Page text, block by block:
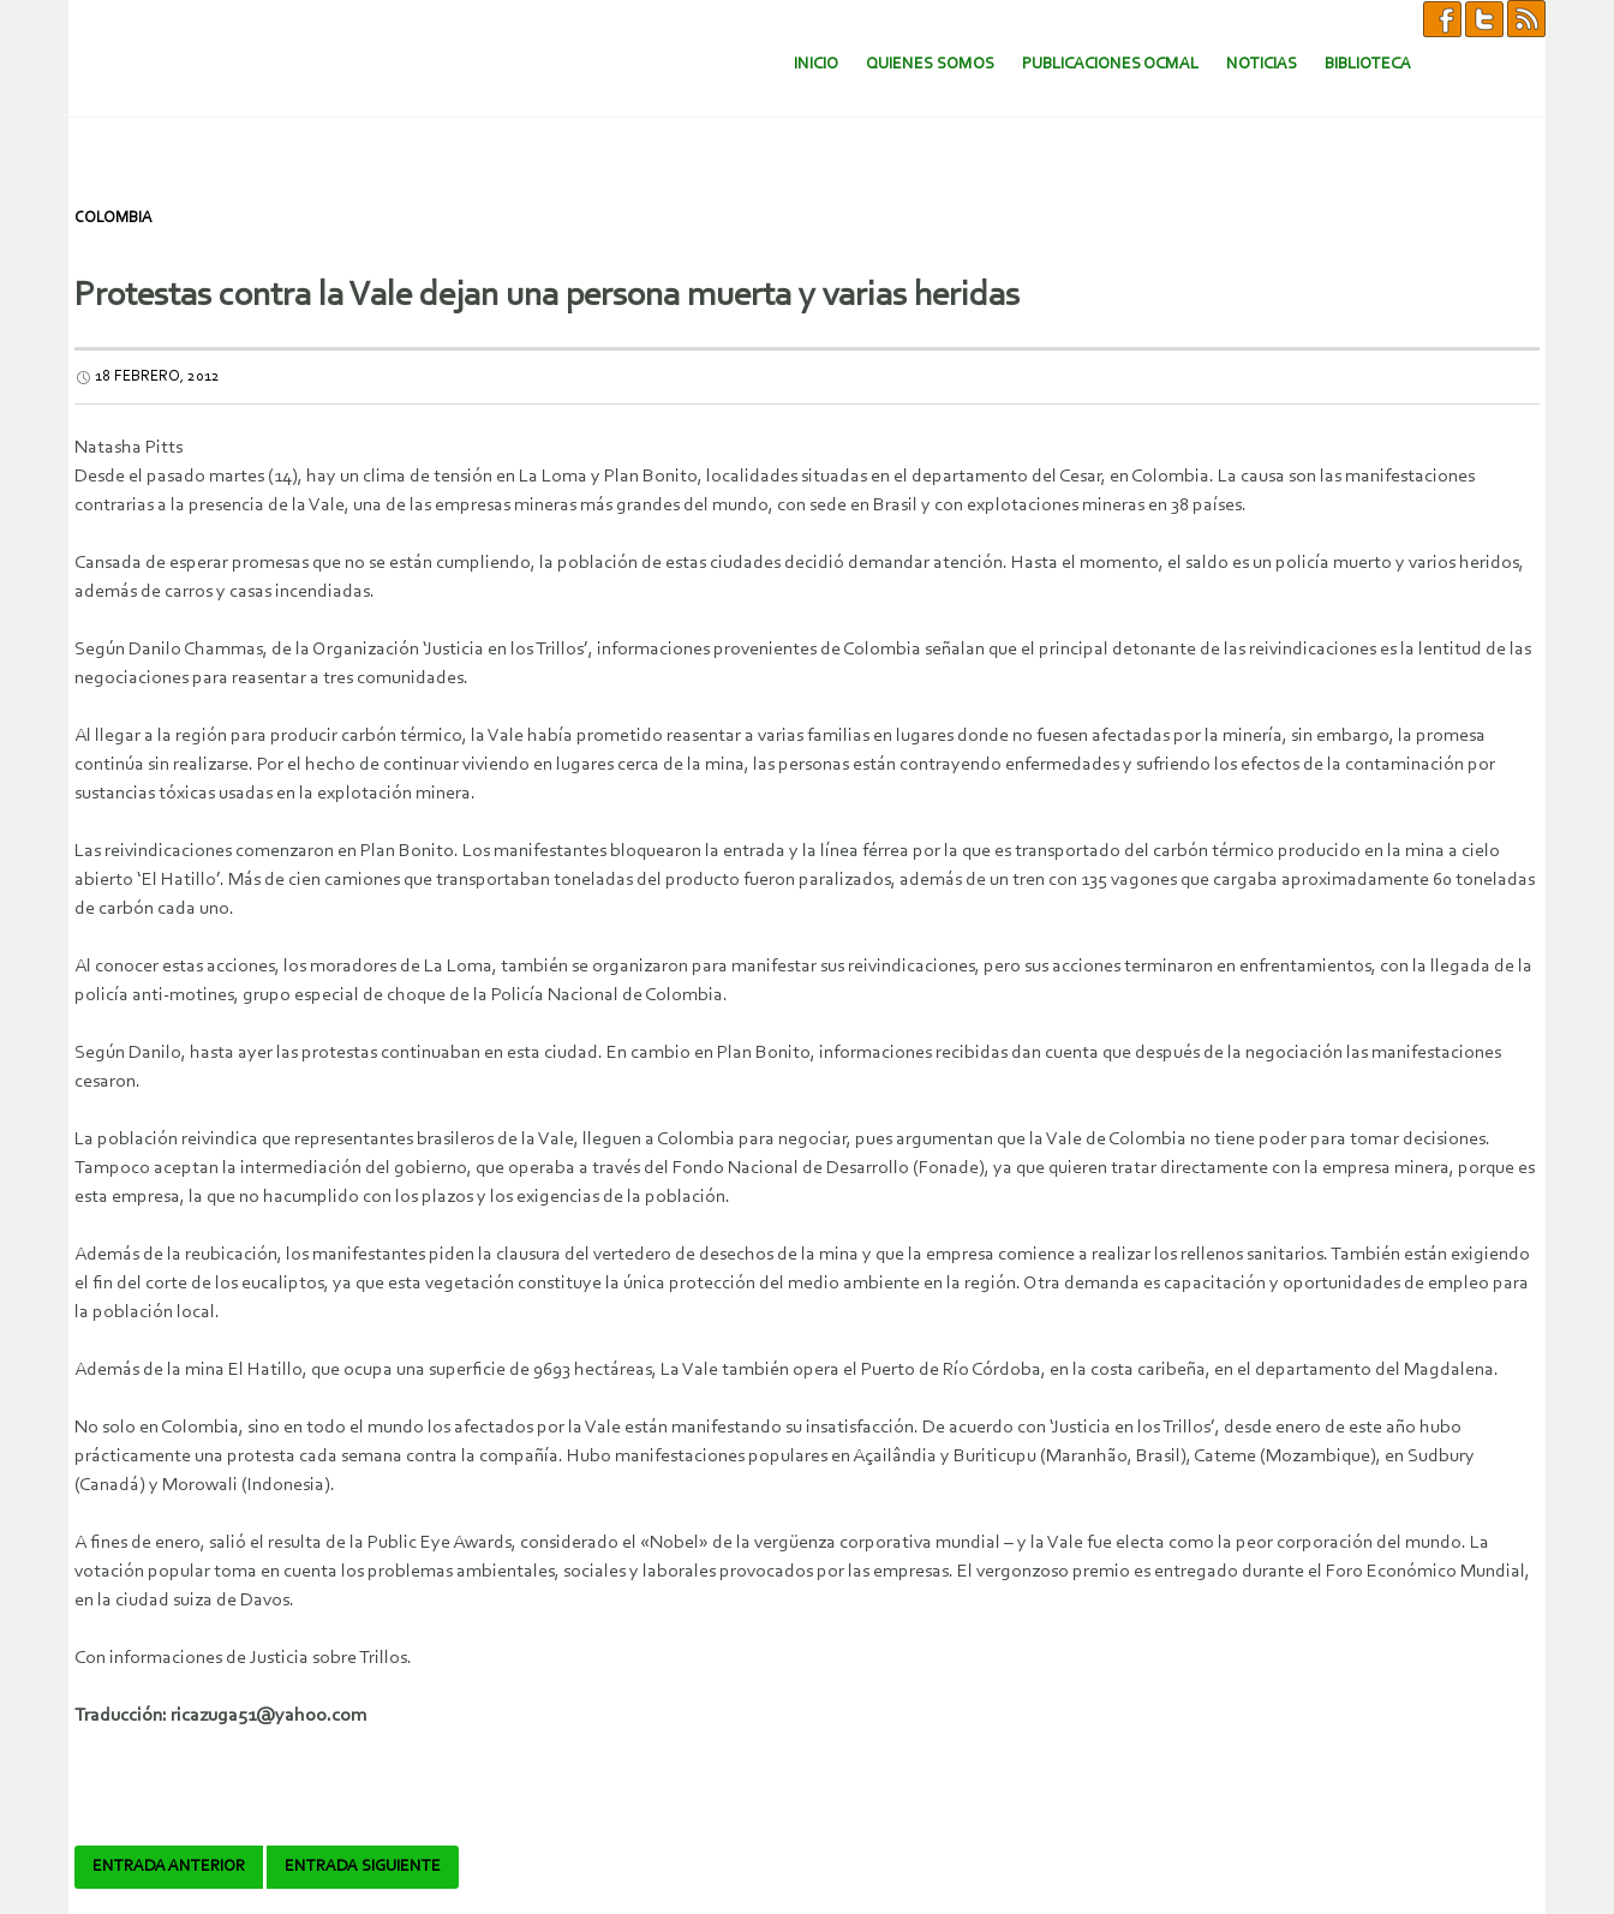
SALTAR AL CONTENIDO.
INICIO QUIENES SOMOS PUBLICACIONES OCMAL NOTICIAS BIBLIOTECA
COLOMBIA
Protestas contra la Vale dejan una persona muerta y varias heridas
18 FEBRERO, 2012
Natasha Pitts
Desde el pasado martes (14), hay un clima de tensión en La Loma y Plan Bonito, localidades situadas en el departamento del Cesar, en Colombia. La causa son las manifestaciones
contrarias a la presencia de la Vale, una de las empresas mineras más grandes del mundo, con sede en Brasil y con explotaciones mineras en 38 países.
Cansada de esperar promesas que no se están cumpliendo, la población de estas ciudades decidió demandar atención. Hasta el momento, el saldo es un policía muerto y varios heridos,
además de carros y casas incendiadas.
Según Danilo Chammas, de la Organización ‘Justicia en los Trillos’, informaciones provenientes de Colombia señalan que el principal detonante de las reivindicaciones es la lentitud de las
negociaciones para reasentar a tres comunidades.
Al llegar a la región para producir carbón térmico, la Vale había prometido reasentar a varias familias en lugares donde no fuesen afectadas por la minería, sin embargo, la promesa
continúa sin realizarse. Por el hecho de continuar viviendo en lugares cerca de la mina, las personas están contrayendo enfermedades y sufriendo los efectos de la contaminación por
sustancias tóxicas usadas en la explotación minera.
Las reivindicaciones comenzaron en Plan Bonito. Los manifestantes bloquearon la entrada y la línea férrea por la que es transportado del carbón térmico producido en la mina a cielo
abierto ‘El Hatillo’. Más de cien camiones que transportaban toneladas del producto fueron paralizados, además de un tren con 135 vagones que cargaba aproximadamente 60 toneladas
de carbón cada uno.
Al conocer estas acciones, los moradores de La Loma, también se organizaron para manifestar sus reivindicaciones, pero sus acciones terminaron en enfrentamientos, con la llegada de la
policía anti-motines, grupo especial de choque de la Policía Nacional de Colombia.
Según Danilo, hasta ayer las protestas continuaban en esta ciudad. En cambio en Plan Bonito, informaciones recibidas dan cuenta que después de la negociación las manifestaciones
cesaron.
La población reivindica que representantes brasileros de la Vale, lleguen a Colombia para negociar, pues argumentan que la Vale de Colombia no tiene poder para tomar decisiones.
Tampoco aceptan la intermediación del gobierno, que operaba a través del Fondo Nacional de Desarrollo (Fonade), ya que quieren tratar directamente con la empresa minera, porque es
esta empresa, la que no hacumplido con los plazos y los exigencias de la población.
Además de la reubicación, los manifestantes piden la clausura del vertedero de desechos de la mina y que la empresa comience a realizar los rellenos sanitarios. También están exigiendo
el fin del corte de los eucaliptos, ya que esta vegetación constituye la única protección del medio ambiente en la región. Otra demanda es capacitación y oportunidades de empleo para
la población local.
Además de la mina El Hatillo, que ocupa una superficie de 9693 hectáreas, La Vale también opera el Puerto de Río Córdoba, en la costa caribeña, en el departamento del Magdalena.
No solo en Colombia, sino en todo el mundo los afectados por la Vale están manifestando su insatisfacción. De acuerdo con ‘Justicia en los Trillos’, desde enero de este año hubo
prácticamente una protesta cada semana contra la compañía. Hubo manifestaciones populares en Açailândia y Buriticupu (Maranhão, Brasil), Cateme (Mozambique), en Sudbury
(Canadá) y Morowali (Indonesia).
A fines de enero, salió el resulta de la Public Eye Awards, considerado el «Nobel» de la vergüenza corporativa mundial – y la Vale fue electa como la peor corporación del mundo. La
votación popular toma en cuenta los problemas ambientales, sociales y laborales provocados por las empresas. El vergonzoso premio es entregado durante el Foro Económico Mundial,
en la ciudad suiza de Davos.
Con informaciones de Justicia sobre Trillos.
Traducción: ricazuga51@yahoo.com
Navegador
ENTRADA ANTERIOR ENTRADA SIGUIENTE